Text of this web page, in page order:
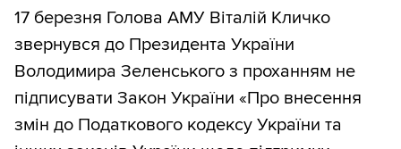
17 березня Голова АМУ Віталій Кличко
звернувся до Президента України
Володимира Зеленського з проханням не
підписувати Закон України «Про внесення
змін до Податкового кодексу України та